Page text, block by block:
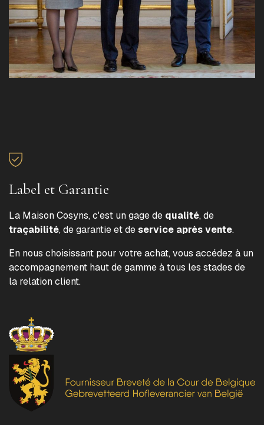
Label et Garantie
La Maison Cosyns, c'est un gage de qualité, de
traçabilité, de garantie et deservice après vente.
En nous choisissant pour votre achat, vous accédez à un
accompagnement haut de gamme à tous les stades de
la relation client.